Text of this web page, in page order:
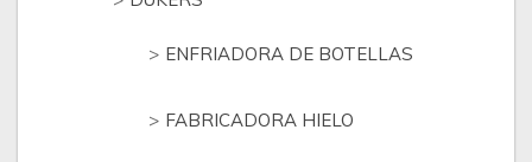
ENFRIADORA DE BOTELLAS
FABRICADORA HIELO